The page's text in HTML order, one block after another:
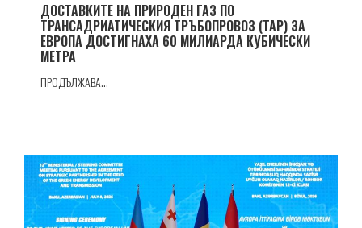
ДОСТАВКИТЕ НА ПРИРОДЕН ГАЗ ПО
ТРАНСАДРИАТИЧЕСКИЯ ТРЪБОПРОВОЗ (TAP) ЗА
ЕВРОПА ДОСТИГНАХА 60 МИЛИАРДА КУБИЧЕСКИ
МЕТРА
ПРОДЪЛЖАВА...